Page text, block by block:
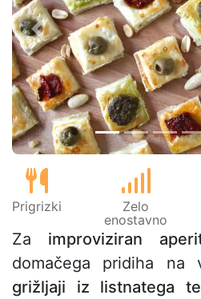
Prejšnji
Prigrizki
Zelo
enostavno
Za improviziran
domačega pridiha
grižljaji iz listnatega